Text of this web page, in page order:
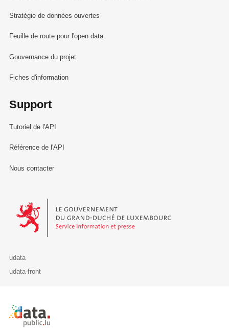
Stratégie de données ouvertes
Feuille de route pour l'open data
Gouvernance du projet
Fiches d'information
Support
Tutoriel de l'API
Référence de l'API
Nous contacter
Le Gouvernement du Grand-Duché de Luxembourg - Service
udata
udata-front
Retour à l'accueil de data.public.lu